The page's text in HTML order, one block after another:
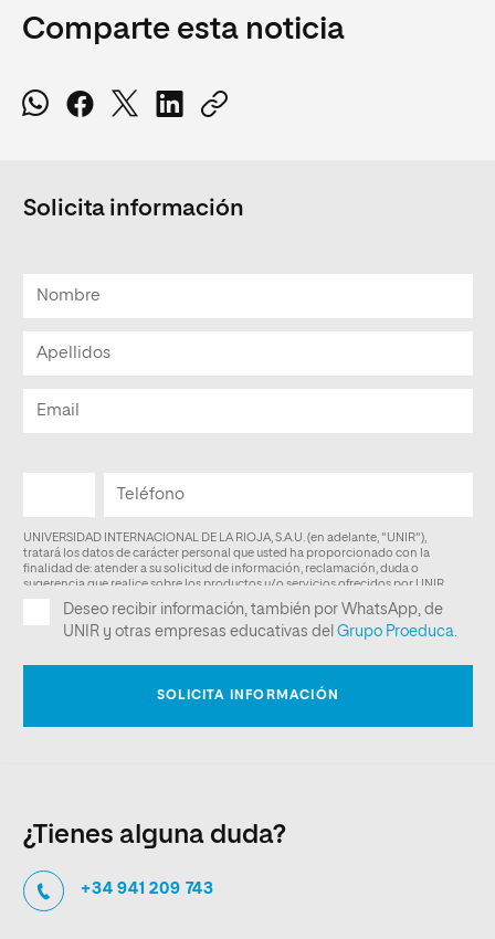
Comparte esta noticia
Solicita información
¿Tienes alguna duda?
+34 941 209 743